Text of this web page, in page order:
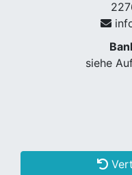
siehe